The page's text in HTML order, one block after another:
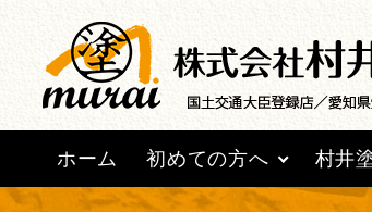
ホーム 初めての方へ 村井